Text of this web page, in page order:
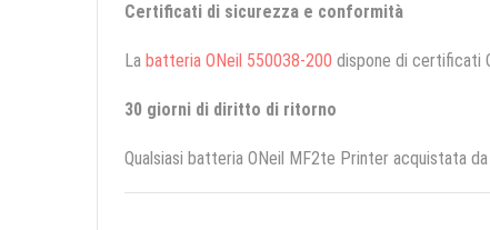
Certificati di sicurezza e conformità
La batteria ONeil 550038-200 dispone di certificati
30 giorni di diritto di ritorno
Qualsiasi batteria ONeil MF2te Printer acquistata